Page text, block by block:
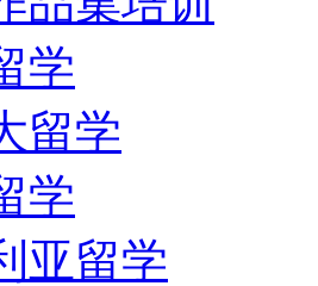
学
留学
学
亚留学